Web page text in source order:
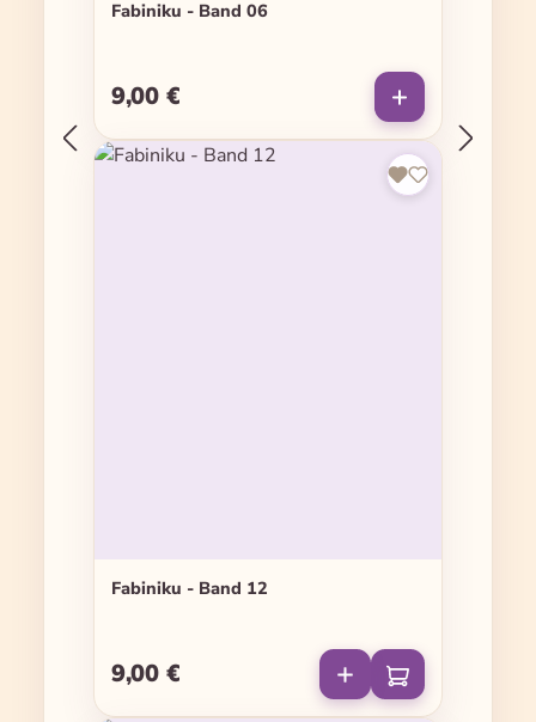
Fabiniku - Band 06
Regulärer Preis:
9,00 €
Fabiniku - Band 12
Regulärer Preis:
9,00 €